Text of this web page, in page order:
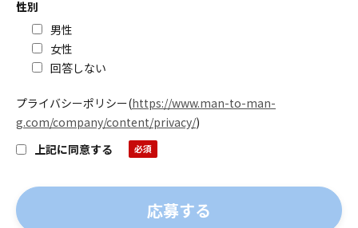
性別
男性
女性
回答しない
プライバシーポリシー(https://www.man-to-man-
g.com/company/content/privacy/)
上記に同意する